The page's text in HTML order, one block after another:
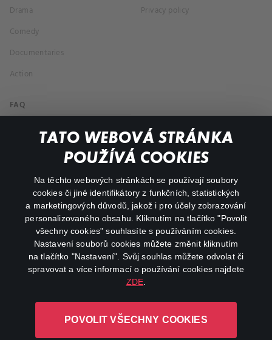
TATO WEBOVÁ STRÁNKA
POUŽÍVÁ COOKIES
Na těchto webových stránkách se používají soubory
cookies či jiné identifikátory z funkčních, statistických
a marketingových důvodů, jakož i pro účely zobrazování
personalizovaného obsahu. Kliknutím na tlačítko "Povolit
všechny cookies" souhlasíte s používáním cookies.
Nastavení souborů cookies můžete změnit kliknutím
na tlačítko "Nastavení". Svůj souhlas můžete odvolat či
spravovat a více informací o používání cookies najdete
ZDE
POVOLIT VŠECHNY COOKIES
Drama
Comedy
Documentaries
Action
Privacy policy
FAQ
My profile
facebookinstagram
youtube
L-1246 Luxembourg R.C.S.